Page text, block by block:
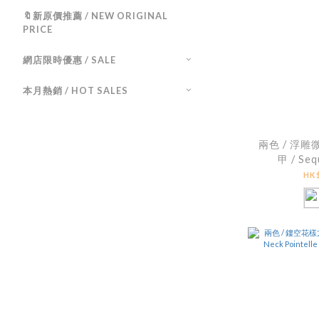
🔖新原價推薦 / NEW ORIGINAL
PRICE
網店限時優惠 / SALE
本月熱銷 / HOT SALES
兩色 / 浮雕
甲 /